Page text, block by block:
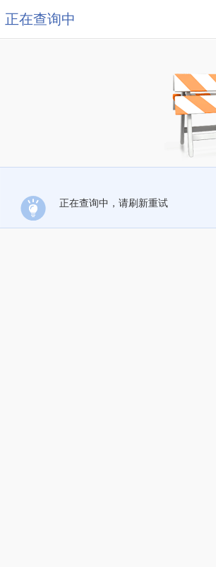
正在查询中
正在查询中，请刷新重试